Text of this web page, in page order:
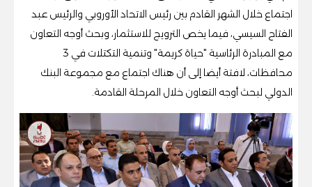
اجتماع خلال الشهر القادم بين رئيس الاتحاد الأوروبي والرئيس عبد
الفتاح السيسي، فيما يخص الترويج للاستثمار، وبحث أوجه التعاون
مع المبادرة الرئاسية "حياة كريمة" وتنمية التكتلات في 3
محافظات، لافتة أيضا إلى أن هناك اجتماع مع مجموعة البنك
الدولي لبحث أوجه التعاون خلال المرحلة القادمة.